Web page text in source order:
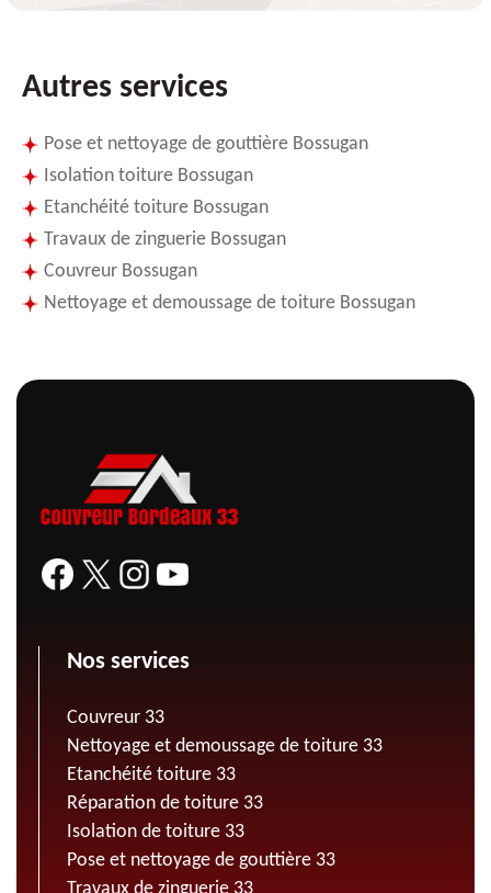
Autres services
Pose et nettoyage de gouttière Bossugan
Isolation toiture Bossugan
Etanchéité toiture Bossugan
Travaux de zinguerie Bossugan
Couvreur Bossugan
Nettoyage et demoussage de toiture Bossugan
Nos services
Couvreur 33
Nettoyage et demoussage de toiture 33
Etanchéité toiture 33
Réparation de toiture 33
Isolation de toiture 33
Pose et nettoyage de gouttière 33